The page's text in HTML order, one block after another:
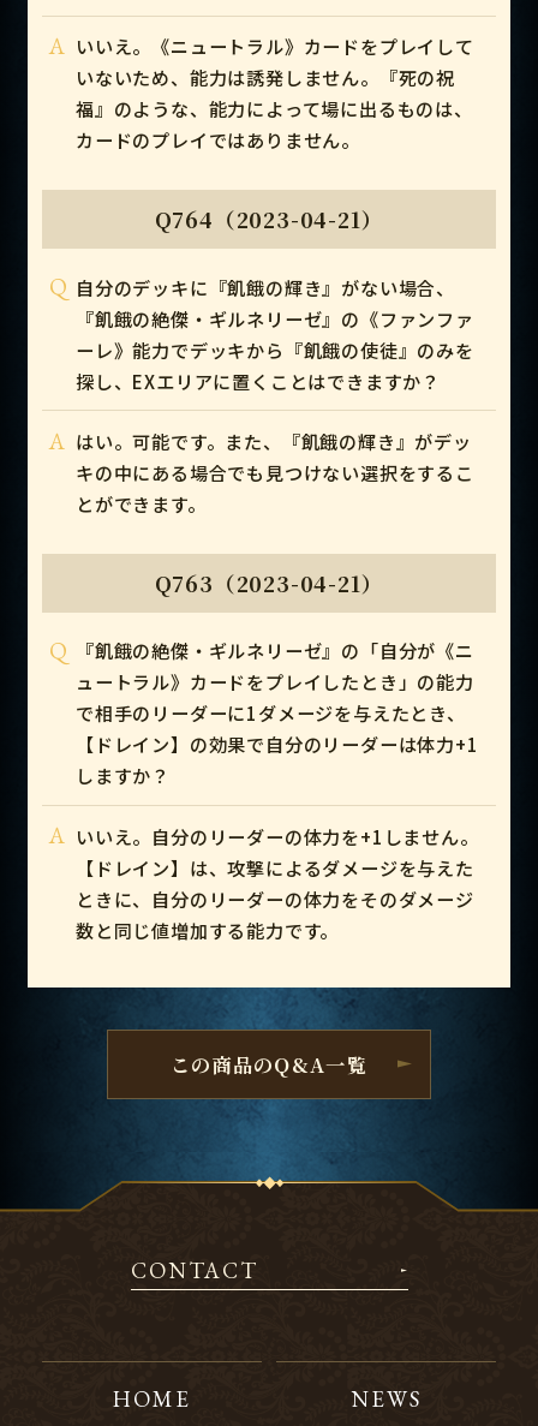
A いいえ。《ニュートラル》カードをプレイして
いないため、能力は誘発しません。『死の祝
福』のような、能力によって場に出るものは、
カードのプレイではありません。
Q764（2023-04-21）
Q 自分のデッキに『飢餓の輝き』がない場合、
『飢餓の絶傑・ギルネリーゼ』の《ファンファ
ーレ》能力でデッキから『飢餓の使徒』のみを
探し、EXエリアに置くことはできますか？
A はい。可能です。また、『飢餓の輝き』がデッ
キの中にある場合でも見つけない選択をするこ
とができます。
Q763（2023-04-21）
Q
『飢餓の絶傑・ギルネリーゼ』の「自分が《ニ
ュートラル》カードをプレイしたとき」の能力
で相手のリーダーに1ダメージを与えたとき、
【ドレイン】の効果で自分のリーダーは体力+1
しますか？
A いいえ。自分のリーダーの体力を+1しません。
【ドレイン】は、攻撃によるダメージを与えた
ときに、自分のリーダーの体力をそのダメージ
数と同じ値増加する能力です。
この商品のQ&A一覧
CONTACT
HOME NEWS